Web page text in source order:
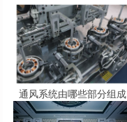
通风系统由哪些部分组成